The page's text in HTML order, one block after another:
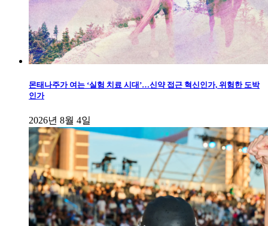
몬태나주가 여는 ‘실험 치료 시대’…신약 접근 혁신인가, 위험한 도박
인가
2026년 8월 4일